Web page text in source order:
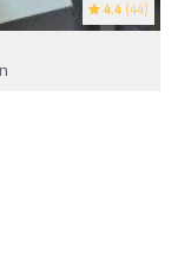
4.4 (44)